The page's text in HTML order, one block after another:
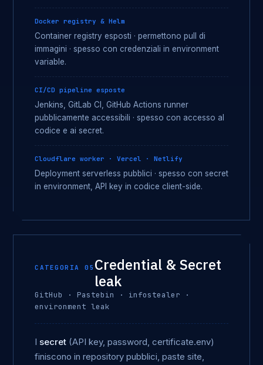
Docker registry & Helm
Container registry esposti · permettono pull di
immagini · spesso con credenziali in environment
variable.
CI/CD pipeline esposte
Jenkins, GitLab CI, GitHub Actions runner
pubblicamente accessibili · spesso con accesso al
codice e ai secret.
Cloudflare worker · Vercel · Netlify
Deployment serverless pubblici · spesso con secret
in environment, API key in codice client-side.
CATEGORIA 05 Credential & Secret
leak
GitHub · Pastebin · infostealer ·
environment leak
I secret (API key, password, certificate.env)
finiscono in repository pubblici, paste site,